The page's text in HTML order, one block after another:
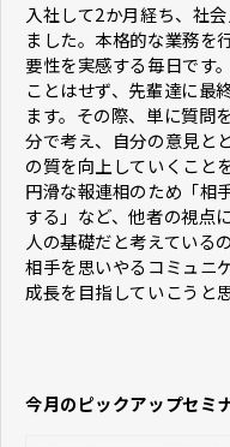
入社して2か月経ち、社
ました。本格的な業務を
要性を実感する毎日です
ことはせず、先輩達に最
ます。その際、単に質問
分で考え、自分の意見と
の質を向上していくこと
円滑な報連相のため「相
する」など、他者の視点
人の基礎だと考えている
相手を思いやるコミュニ
成長を目指していこうと
今月のピックアップセミ